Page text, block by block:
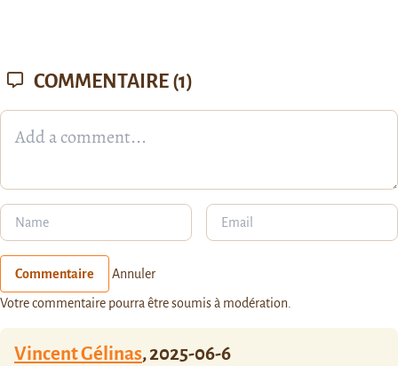
COMMENTAIRE (1)
Commentaire Annuler
Votre commentaire pourra être soumis à modération.
Vincent Gélinas,2025-06-6